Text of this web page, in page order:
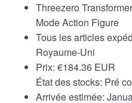
Threezero
Mode Action Figure
Tous les articles
Royaume-Uni
Prix: €184.36 EUR
État des stocks: Pré
Arrivée estimée: